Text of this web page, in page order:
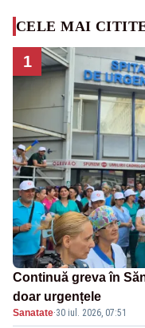
CELE MAI
1
Continuă greva în
doar urgențele
Sanatate·30 iul. 2026, 07:51